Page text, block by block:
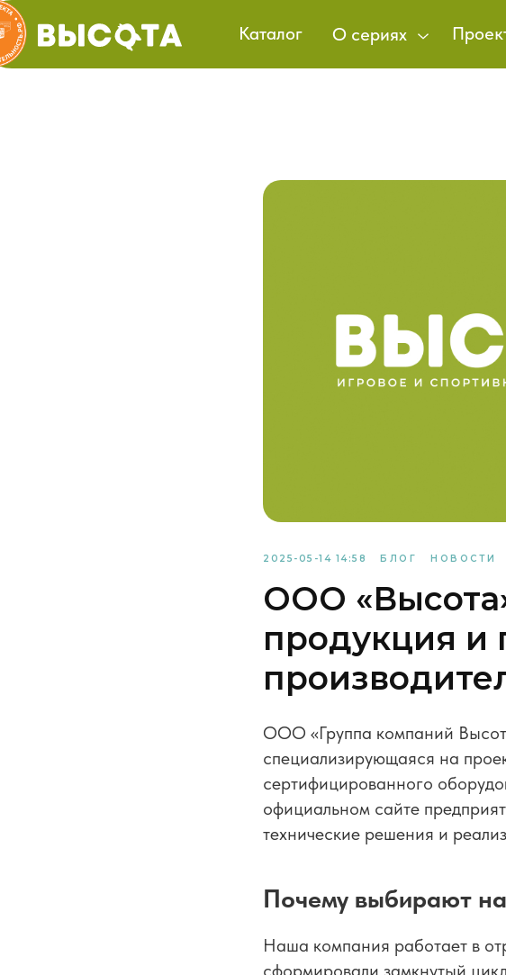
Каталог О сериях
2025-05-14 14:58 БЛОГ НОВОСТИ
ООО
продукция и
ООО «Группа компаний
специализирующаяся на
сертифицированного
официальном сайте
технические решения и
Почему выбирают
Наша компания работает в
сформировали замкнутый